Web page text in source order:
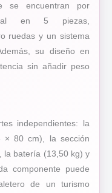
se encuentran por
real en 5 piezas,
ruedas y un sistema
su diseño en
sin añadir peso
independientes: la
× 80 cm), la sección
la batería (13,50 kg) y
componente puede
de un turismo